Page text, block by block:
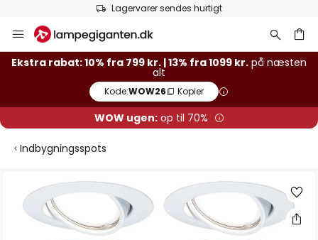
Lagervarer sendes hurtigt
to
Content
Ekstra rabat: 10% fra 799 kr. | 13% fra 1099 kr. på næsten
alt
Kode:WOW26 Kopier
WOW ugen:op til 70%
Indbygningsspots
slutningen